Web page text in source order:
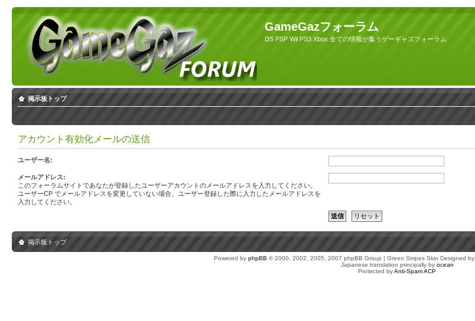
GameGazフォーラム
DS PSP Wii PS3 Xbox 全ての情報が集うゲーギャズフォーラム
掲示板トップ
アカウント有効化メールの送信
ユーザー名:
メールアドレス:
このフォーラムサイトであなたが登録したユーザーアカウントのメールアドレスを入力してください。
ユーザーCP でメールアドレスを変更していない場合、ユーザー登録した際に入力したメールアドレスを
入力してください。
掲示板トップ
Powered by phpBB © 2000, 2002, 2005, 2007 phpBB Group | Green Stripes Skin Designed by
Japanese translation principally by ocean
Protected byAnti-Spam ACP